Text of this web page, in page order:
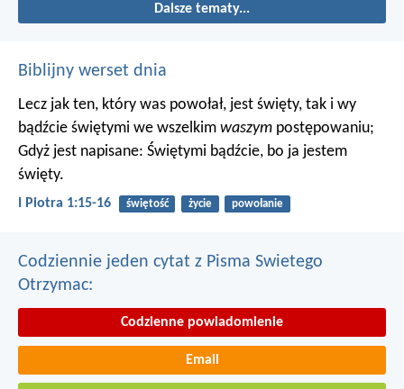
Dalsze tematy...
Biblijny werset dnia
Lecz jak ten, który was powołał, jest święty, tak i wy
bądźcie świętymi we wszelkim waszym postępowaniu;
Gdyż jest napisane: Świętymi bądźcie, bo ja jestem
święty.
I Piotra 1:15-16 świętość życie powołanie
Codziennie jeden cytat z Pisma Swietego
Otrzymac:
Codzienne powiadomienie
Email